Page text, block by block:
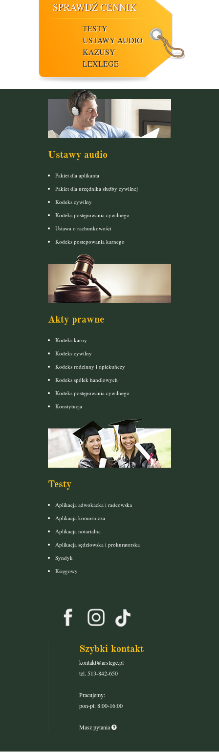
SPRAWDŹ CENNIK
TESTY
USTAWY AUDIO
KAZUSY
LEXLEGE
Ustawy audio
Pakiet dla aplikanta
Pakiet dla urzędnika służby cywilnej
Kodeks cywilny
Kodeks postępowania cywilnego
Ustawa o rachunkowości
Kodeks postepowania karnego
Akty prawne
Kodeks karny
Kodeks cywilny
Kodeks rodzinny i opiekuńczy
Kodeks spółek handlowych
Kodeks postępowania cywilnego
Konstytucja
Testy
Aplikacja adwokacka i radcowska
Aplikacja komornicza
Aplikacja notarialna
Aplikacja sędziowska i prokuratorska
Syndyk
Księgowy
Szybki kontakt
kontakt@arslege.pl
tel. 513-842-650
Pracujemy:
pon-pt: 8:00-16:00
Masz pytania